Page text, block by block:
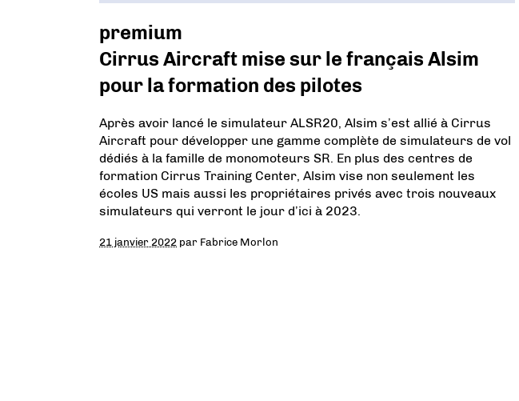
premium
Cirrus Aircraft mise sur le français Alsim
pour la formation des pilotes
Après avoir lancé le simulateur ALSR20, Alsim s’est allié à Cirrus
Aircraft pour développer une gamme complète de simulateurs de vol
dédiés à la famille de monomoteurs SR. En plus des centres de
formation Cirrus Training Center, Alsim vise non seulement les
écoles US mais aussi les propriétaires privés avec trois nouveaux
simulateurs qui verront le jour d’ici à 2023.
21 janvier 2022 par Fabrice Morlon